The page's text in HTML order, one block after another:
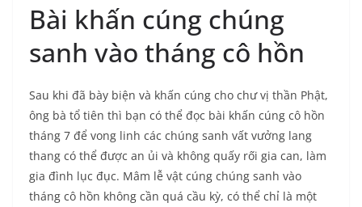
Bài khấn cúng chúng
sanh vào tháng cô hồn
Sau khi đã bày biện và khấn cúng cho chư vị thần Phật,
ông bà tổ tiên thì bạn có thể đọc bài khấn cúng cô hồn
tháng 7 để vong linh các chúng sanh vất vưởng lang
thang có thể được an ủi và không quấy rối gia can, làm
gia đình lục đục. Mâm lễ vật cúng chúng sanh vào
tháng cô hồn không cần quá cầu kỳ, có thể chỉ là một